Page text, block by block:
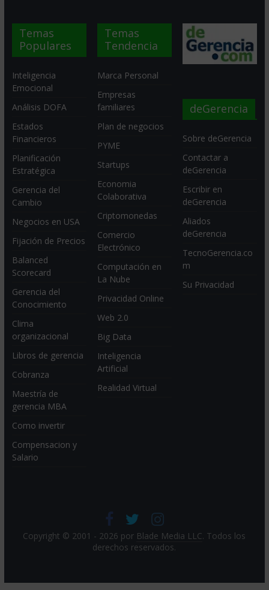
Temas
Populares
Inteligencia
Emocional
Análisis DOFA
Estados
Financieros
Planificación
Estratégica
Gerencia del
Cambio
Negocios en USA
Fijación de Precios
Balanced
Scorecard
Gerencia del
Conocimiento
Clima
organizacional
Libros de gerencia
Cobranza
Maestría de
gerencia MBA
Como invertir
Compensacion y
Salario
Temas
Tendencia
Marca Personal
Empresas
familiares
Plan de negocios
PYME
Startups
Economia
Colaborativa
Criptomonedas
Comercio
Electrónico
Computación en
La Nube
Privacidad Online
Web 2.0
Big Data
Inteligencia
Artificial
Realidad Virtual
deGerencia
Sobre deGerencia
Contactar a
deGerencia
Escribir en
deGerencia
Aliados
deGerencia
TecnoGerencia.co
m
Su Privacidad
Copyright © 2001 - 2026 por Blade Media LLC. Todos los
derechos reservados.